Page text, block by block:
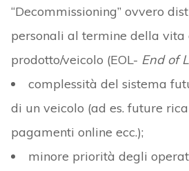
“Decommissioning” ovvero
personali al termine della vita
prodotto/veicolo (EOL- End of
complessità del sistema
di un veicolo (ad es. future
pagamenti online ecc.);
minore priorità degli